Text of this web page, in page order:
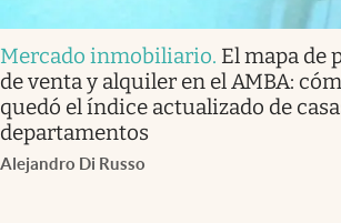
Mercado inmobiliario. El mapa de
de venta y alquiler en el AMBA:
quedó el índice actualizado de
departamentos
Alejandro Di Russo